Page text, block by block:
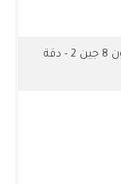
كوالكوم SM8550 سناب دراجون 8 جين 2 - دقة